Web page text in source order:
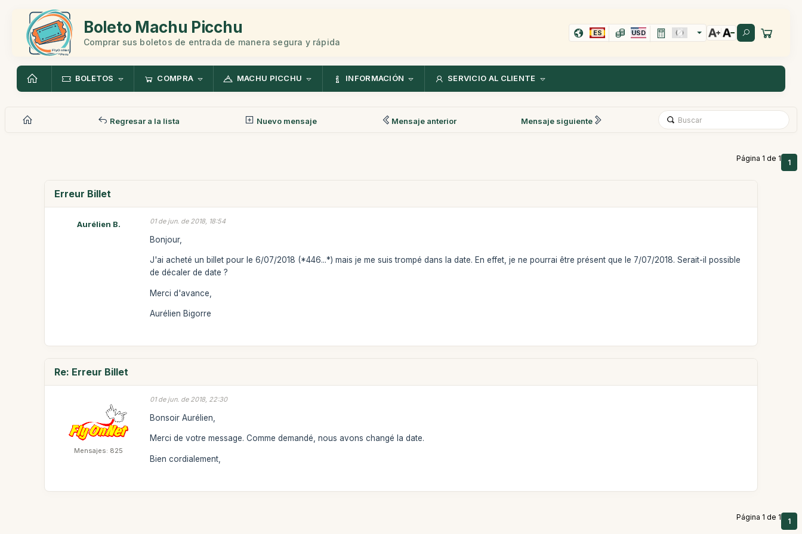
Boleto Machu Picchu
Comprar sus boletos de entrada de manera segura y rápida
ES USD
BOLETOS COMPRA MACHU PICCHU INFORMACIÓN SERVICIO AL CLIENTE
Regresar a la lista Nuevo mensaje Mensaje anterior Mensaje siguiente
Página 1 de 1 1
Erreur Billet
Aurélien B. 01 de jun. de 2018, 18:54
Bonjour,
J'ai acheté un billet pour le 6/07/2018 (*446...*) mais je me suis trompé dans la date. En effet, je ne pourrai être présent que le 7/07/2018. Serait-il possible
de décaler de date ?
Merci d'avance,
Aurélien Bigorre
Re: Erreur Billet
Mensajes: 825
01 de jun. de 2018, 22:30
Bonsoir Aurélien,
Merci de votre message. Comme demandé, nous avons changé la date.
Bien cordialement,
Página 1 de 1 1